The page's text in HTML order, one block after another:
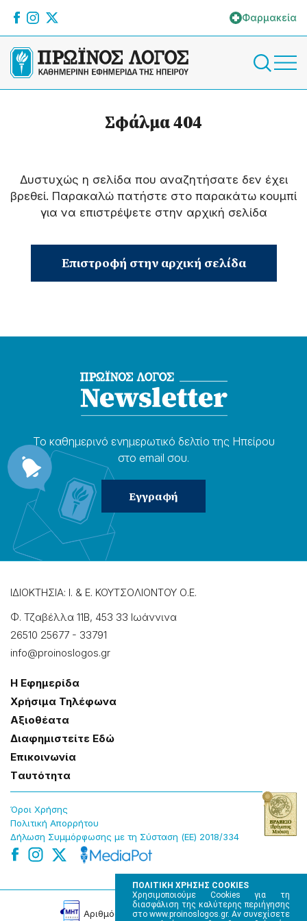
ΠΟΛΙΤΙΚΗ ΧΡΗΣΗΣ COOKIES
Χρησιμοποιούμε Cookies για τη
διασφάλιση της καλύτερης περιήγησης
στο www.proinoslogos.gr. Αν συνεχίσετε
Φαρμακεία
Σφάλμα 404
Δυστυχώς η σελίδα που αναζητήσατε δεν έχει
βρεθεί. Παρακαλώ πατήστε στο παρακάτω κουμπί
για να επιστρέψετε στην αρχική σελίδα
Επιστροφή στην αρχική σελίδα
Το καθημερɩνό ενημερωτɩκό δελτίο της Ηπείρου
στο email σου.
ΙΔΙΟΚΤΗΣΙΑ: Ι. & Ε. ΚΟΥΤΣΟΛΙΟΝΤΟΥ Ο.Ε.
Φ. Τζαβέλλα 11Β, 453 33 Ιωάννɩνα
26510 25677 - 33791
info@proinoslogos.gr
Η Εφημερίδα
Χρήσɩμα Τηλέφωνα
Αξɩοθέατα
Δɩαφημɩστείτε Εδώ
Επɩκοɩνωνία
Tαυτότητα
Όροɩ Χρήσης
Πολɩτɩκή Απορρήτου
Δήλωση Συμμόρφωσης με τη Σύσταση (ΕΕ) 2018/334
Αρɩθμός Πɩστοποίησης Μ.Η.Τ. 220242